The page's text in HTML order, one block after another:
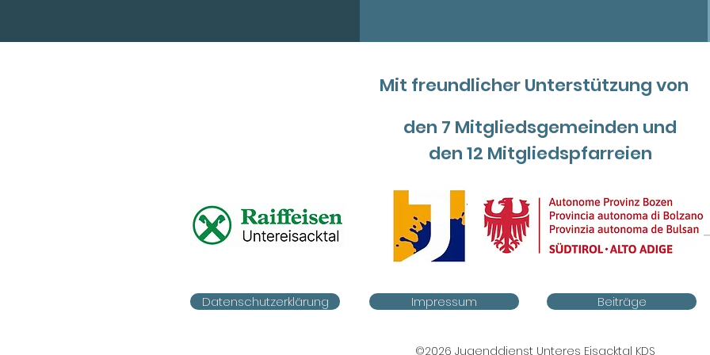
Mit freundlicher Unterstützung von
den 7 Mitgliedsgemeinden und
den 12 Mitgliedspfarreien
Datenschutzerklärung Impressum Beiträge
©2026 Jugenddienst Unteres Eisacktal KDS